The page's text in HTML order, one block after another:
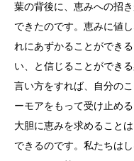
葉の背後に、恵みへの招
できたのです。恵みに値
れにあずかることができ
い、と信じることができ
言い方をすれば、自分の
ーモアをもって受け止め
大胆に恵みを求めること
できるのです。私たちは